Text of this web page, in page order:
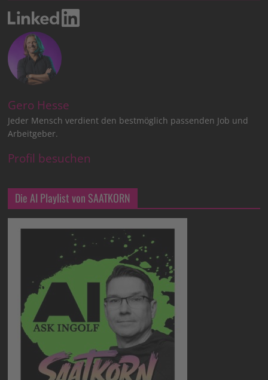
Gero Hesse
Jeder Mensch verdient den bestmöglich passenden Job und
Arbeitgeber.
Profil besuchen
Die AI Playlist von SAATKORN